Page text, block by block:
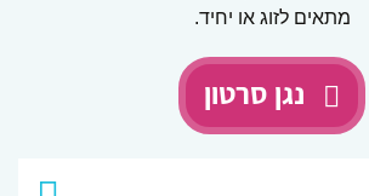
מתאים לזוג או יחיד.
נגן סרטון